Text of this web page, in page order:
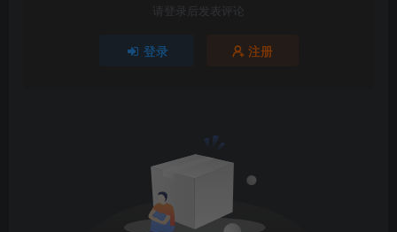
请登录后发表评论
登录 注册